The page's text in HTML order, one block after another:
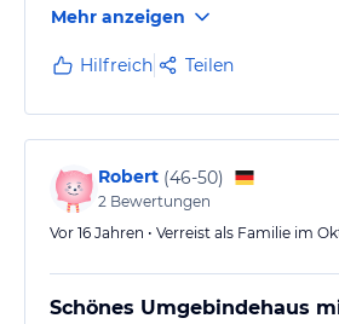
Mehr anzeigen
Hilfreich Teilen
Robert (46-50)
2 Bewertungen
Vor 16 Jahren • Verreist als Familie im
Schönes Umgebindehaus